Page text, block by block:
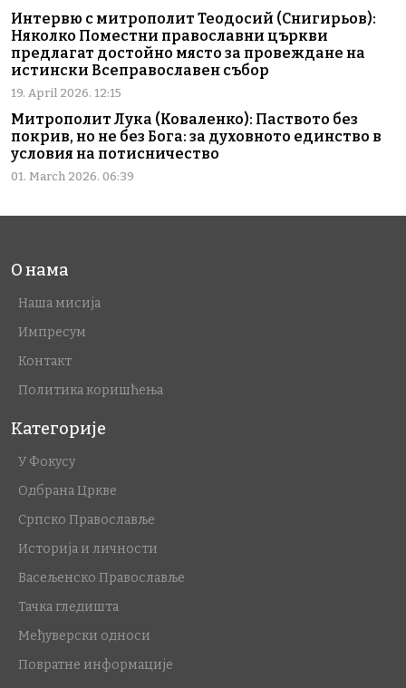
Интервю с митрополит Теодосий (Снигирьов):
Няколко Поместни православни църкви
предлагат достойно място за провеждане на
истински Всеправославен събор
19. April 2026. 12:15
Митрополит Лука (Коваленко): Паството без
покрив, но не без Бога: за духовното единство в
условия на потисничество
01. March 2026. 06:39
О нама
Наша мисија
Импресум
Контакт
Политика коришћења
Категорије
У Фокусу
Одбрана Цркве
Српско Православље
Историја и личности
Васељенско Православље
Тачка гледишта
Међуверски односи
Повратне информације